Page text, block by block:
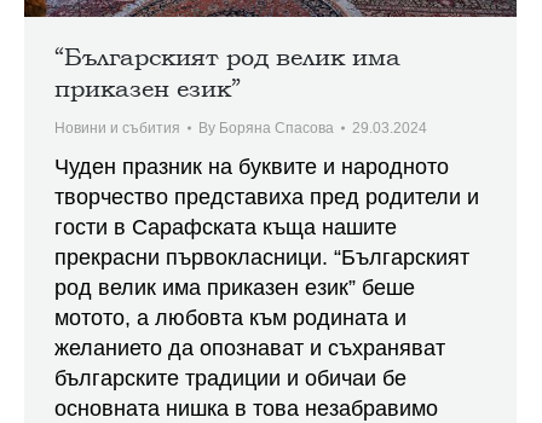
“Българският род велик има
приказен език”
Новини и събития By Боряна Спасова 29.03.2024
Чуден празник на буквите и народното
творчество представиха пред родители и
гости в Сарафската къща нашите
прекрасни първокласници. “Българският
род велик има приказен език” беше
мотото, а любовта към родината и
желанието да опознават и съхраняват
българските традиции и обичаи бе
основната нишка в това незабравимо